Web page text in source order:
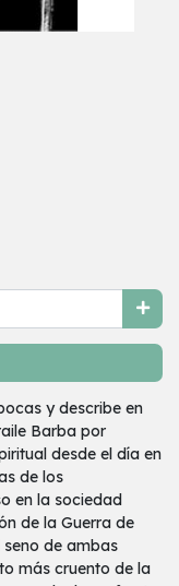
y describe en
Barba por
desde el día en
de los
en la sociedad
de la Guerra de
de ambas
más cruento de la